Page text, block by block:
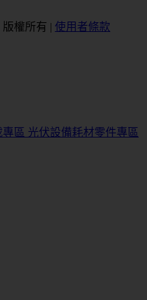
權所有 | 使用者條款
專區 光伏設備耗材零件專區